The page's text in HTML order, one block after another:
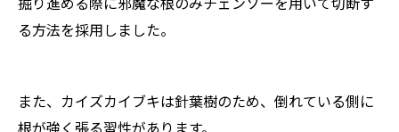
掘り進める際に邪魔な根のみチェンソーを用いて切断す
る方法を採用しました。
また、カイズカイブキは針葉樹のため、倒れている側に